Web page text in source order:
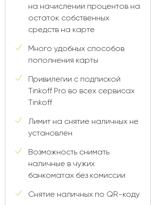
на начислении процентов на
остаток собственных
средств на карте
Много удобных способов
пополнения карты
Привилегии с подпиской
Tinkoff Pro во всех сервисах
Tinkoff
Лимит на снятие наличных не
установлен
Возможность снимать
наличные в чужих
банкоматах без комиссии
Снятие наличных по QR-коду